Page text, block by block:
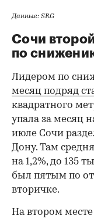
Данные: SRG
Сочи
по
Лидером по
месяц подряд
квадратного
упала за месяц
июле Сочи
Дону. Там
на 1,2%, до 135
был пятым по
вторичке.
На втором месте